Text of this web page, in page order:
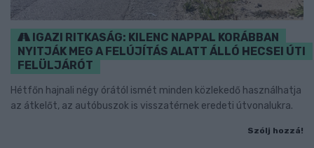
IGAZI RITKASÁG: KILENC NAPPAL KORÁBBAN
NYITJÁK MEG A FELÚJÍTÁS ALATT ÁLLÓ HECSEI ÚTI
FELÜLJÁRÓT
Hétfőn hajnali négy órától ismét minden közlekedő használhatja
az átkelőt, az autóbuszok is visszatérnek eredeti útvonalukra.
Szólj hozzá!